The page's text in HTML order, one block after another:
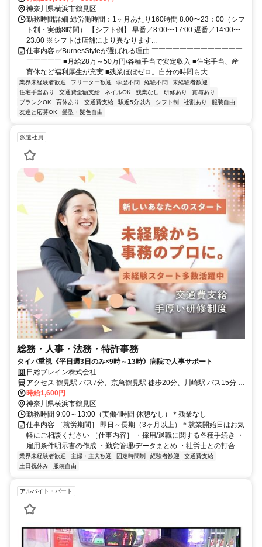
神奈川県横浜市鶴見区
勤務時間詳細 総労働時間：1ヶ月あたり160時間 8:00〜23：00（シフ
ト制・実働8時間） 【シフト例】 早番／8:00〜17:00 遅番／14:00〜
23:00 ※シフトは店舗により異なります...
仕事内容 ✅BurnesStyleが選ばれる理由 ￣￣￣￣￣￣￣￣￣￣￣￣￣
￣￣￣￣￣ ■月給28万～50万円/各種手当で安定収入 ■住宅手当、産
育休など福利厚生が充実 ■残業ほぼゼロ。自分の時間も大...
業界未経験者歓迎 フリーター歓迎 学歴不問 経験不問
未経験者歓迎
住宅手当あり
交通費全額支給 ネイルOK 残業なし 研修あり
賞与あり
ブランクOK
育休あり 交通費支給 駅近5分以内 シフト制 社割あり
服装自由
友達と応募OK
髪型・髪色自由
派遣社員
総務・人事・法務・特許事務
タイパ重視《平日週3日のみ×9時～13時》病院で人事サポート
日総ブレイン株式会社
アクセス 鶴見駅 バス7分、京急鶴見駅 徒歩20分、川崎駅 バス15分 ＊
自転車通勤OK
時給1,600円
神奈川県横浜市鶴見区
勤務時間 9:00～13:00（実働4時間 休憩なし）＊残業なし
仕事内容 ［就労期間］ 即日～長期（3ヶ月以上）＊就業開始日はお気
軽にご相談ください ［仕事内容］ ・採用/退職に関する各種手続き ・
雇用条件明示書の作成 ・勤怠管理/データまとめ ・社労士との打合...
業界未経験者歓迎 主婦・主夫歓迎 固定時間制 経験者歓迎
交通費支給
土日祝休み
服装自由
アルバイト・パート